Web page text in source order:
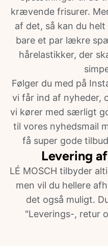
krævende frisurer.
af det, så kan du
bare et par lækre
hårelastikker, der
Følger du med på
vi får ind af nyheder,
vi kører med særligt
til vores nyhedsmail
få super gode
Levering
LÉ MOSCH tilbyder
men vil du hellere
det også muligt.
"Leverings-, retur